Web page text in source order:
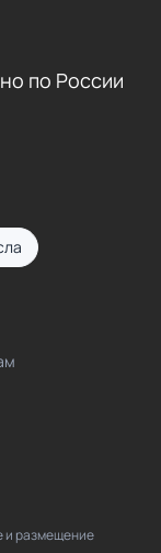
по России
и размещение